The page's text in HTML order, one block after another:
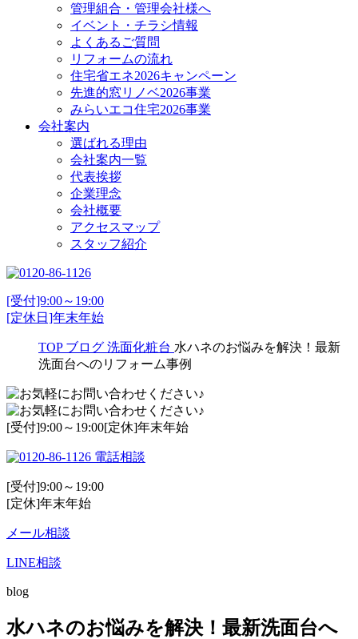
管理組合・管理会社様へ
イベント・チラシ情報
よくあるご質問
リフォームの流れ
住宅省エネ2026キャンペーン
先進的窓リノベ2026事業
みらいエコ住宅2026事業
会社案内
選ばれる理由
会社案内一覧
代表挨拶
企業理念
会社概要
アクセスマップ
スタッフ紹介
[受付]9:00～19:00
[定休日]年末年始
TOP ブログ 洗面化粧台 水ハネのお悩みを解決！最新
洗面台へのリフォーム事例
[受付]9:00～19:00[定休]年末年始
電話相談
[受付]9:00～19:00
[定休]年末年始
メール相談
LINE相談
blog
水ハネのお悩みを解決！最新洗面台へ